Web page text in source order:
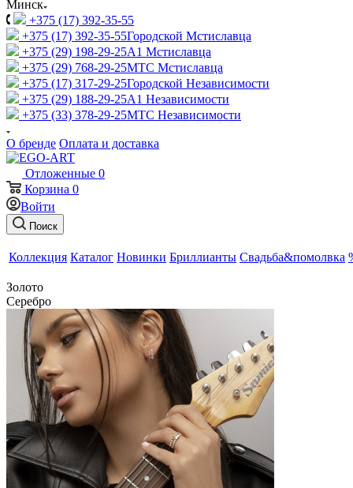
Минск
+375 (17) 392-35-55
+375 (17) 392-35-55Городской Мстиславца
+375 (29) 198-29-25A1 Мстиславца
+375 (29) 768-29-25МТС Мстиславца
+375 (17) 317-29-25Городской Независимости
+375 (29) 188-29-25A1 Независимости
+375 (33) 378-29-25МТС Независимости
О бренде Оплата и доставка
Отложенные 0
Корзина 0
Войти
Поиск
Коллекция Каталог Новинки Бриллианты Свадьба&помолвка
Золото
Серебро